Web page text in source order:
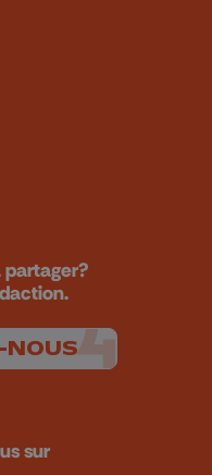
NOUS
sur